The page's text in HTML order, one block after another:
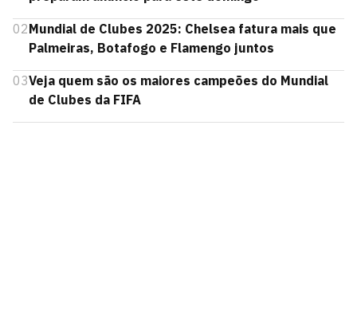
02Mundial de Clubes 2025: Chelsea fatura mais que
Palmeiras, Botafogo e Flamengo juntos
03Veja quem são os maiores campeões do Mundial
de Clubes da FIFA